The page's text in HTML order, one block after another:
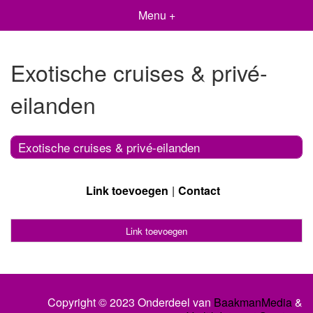
Menu +
Exotische cruises & privé-
eilanden
Exotische cruises & privé-eilanden
Link toevoegen Contact
Link toevoegen
Copyright © 2023 Onderdeel van BaakmanMedia&